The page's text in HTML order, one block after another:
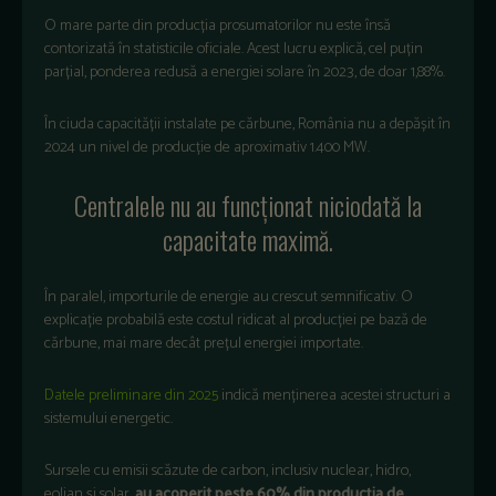
O mare parte din producția prosumatorilor nu esteînsă
contorizatăîn statisticile oficiale. Acest lucru explică, cel puțin
parțial, ponderea redusă a energiei solareîn 2023, de doar 1,88%.
În ciuda capacității instalate pe cărbune, România nu a depășitîn
2024 un nivel de producție de aproximativ 1.400 MW.
Centralele nu au funcționat niciodată la
capacitate maximă.
În paralel, importurile de energie au crescut semnificativ. O
explicație probabilă este costul ridicat al producției pe bază de
cărbune, mai mare decât prețul energiei importate.
Datele preliminare din 2025indică menținerea acestei structuri a
sistemului energetic.
Sursele cu emisii scăzute de carbon, inclusiv nuclear, hidro,